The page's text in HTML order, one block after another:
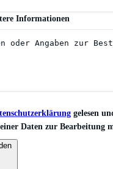
Informationen
gelesen
Daten zur Bearbeitung